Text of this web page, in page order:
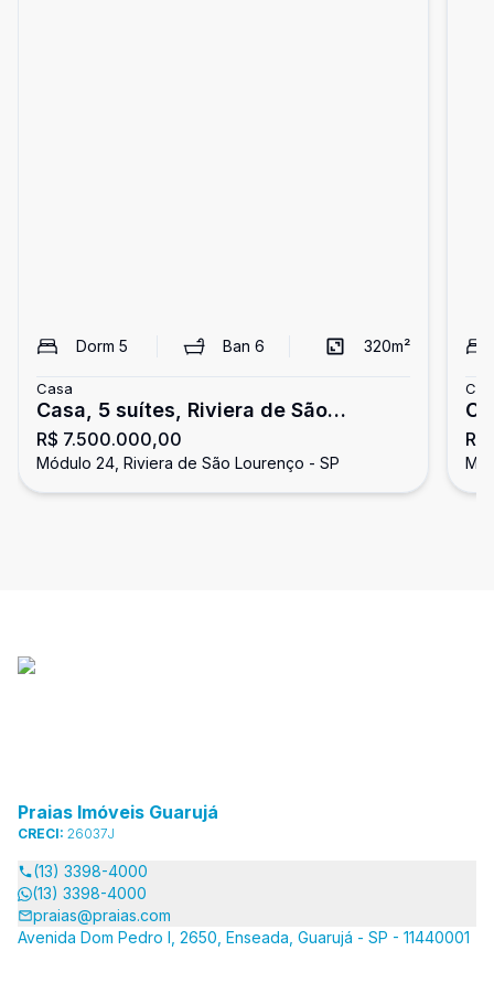
Dorm 5 Ban 6 320m²
Casa
Casa, 5 suítes, Riviera de São
Lourenço
R$ 7.500.000,00
Módulo 24, Riviera de São Lourenço - SP
Praias Imóveis Guarujá
CRECI: 26037J
(13) 3398-4000
(13) 3398-4000
praias@praias.com
Avenida Dom Pedro I, 2650, Enseada, Guarujá - SP - 11440001